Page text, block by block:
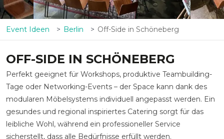
Event Ideen Berlin Off-Side in Schöneberg
OFF-SIDE IN SCHÖNEBERG
Perfekt geeignet für Workshops, produktive Teambuilding-
Tage oder Networking-Events – der Space kann dank des
modularen Möbelsystems individuell angepasst werden. Ein
gesundes und regional inspiriertes Catering sorgt für das
leibliche Wohl, während ein professioneller Service
sicherstellt, dass alle Bedürfnisse erfüllt werden.